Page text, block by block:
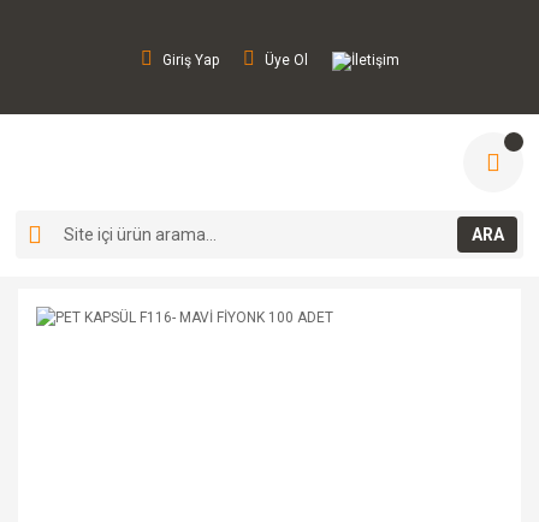
Giriş Yap Üye Ol İletişim
ARA